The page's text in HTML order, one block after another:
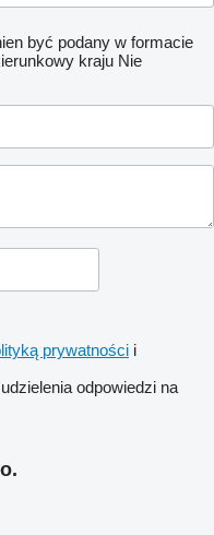
być podany w formacie
kraju Nie
prywatności i
odpowiedzi na